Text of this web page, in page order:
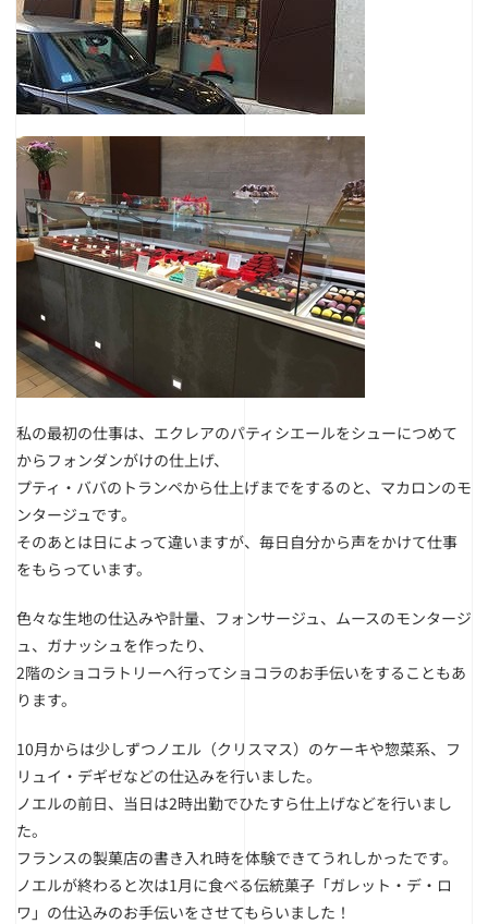
私の最初の仕事は、エクレアのパティシエールをシューにつめて
からフォンダンがけの仕上げ、
プティ・ババのトランペから仕上げまでをするのと、マカロンのモ
ンタージュです。
そのあとは日によって違いますが、毎日自分から声をかけて仕事
をもらっています。
色々な生地の仕込みや計量、フォンサージュ、ムースのモンタージ
ュ、ガナッシュを作ったり、
2階のショコラトリーへ行ってショコラのお手伝いをすることもあ
ります。
10月からは少しずつノエル（クリスマス）のケーキや惣菜系、フ
リュイ・デギゼなどの仕込みを行いました。
ノエルの前日、当日は2時出勤でひたすら仕上げなどを行いまし
た。
フランスの製菓店の書き入れ時を体験できてうれしかったです。
ノエルが終わると次は1月に食べる伝統菓子「ガレット・デ・ロ
ワ」の仕込みのお手伝いをさせてもらいました！